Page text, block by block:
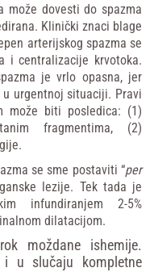
može dovesti do spazma
Klinički znaci blage
arterijskog spazma se
i centralizacije krvotoka.
je vrlo opasna, jer
u urgentnoj situaciji. Pravi
može biti posledica: (1)
fragmentima,
(2)
se sme postaviti “per
lezije. Tek tada je
infundiranjem
2-5%
dilatacijom.
moždane
ishemije.
i u slučaju
kompletne